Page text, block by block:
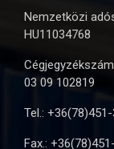
Nemzetközi
HU11034768
03 09 102819
Tel.:
Fax.: